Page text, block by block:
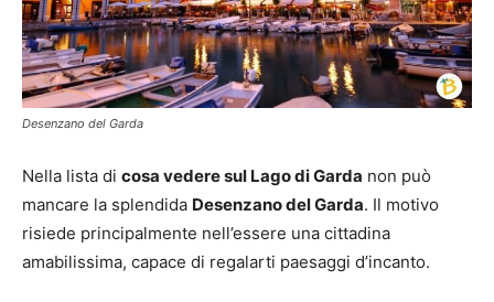
Desenzano del Garda
Nella lista di cosa vedere sul Lago di Garda non può
mancare la splendida Desenzano del Garda. Il motivo
risiede principalmente nell’essere una cittadina
amabilissima, capace di regalarti paesaggi d’incanto.